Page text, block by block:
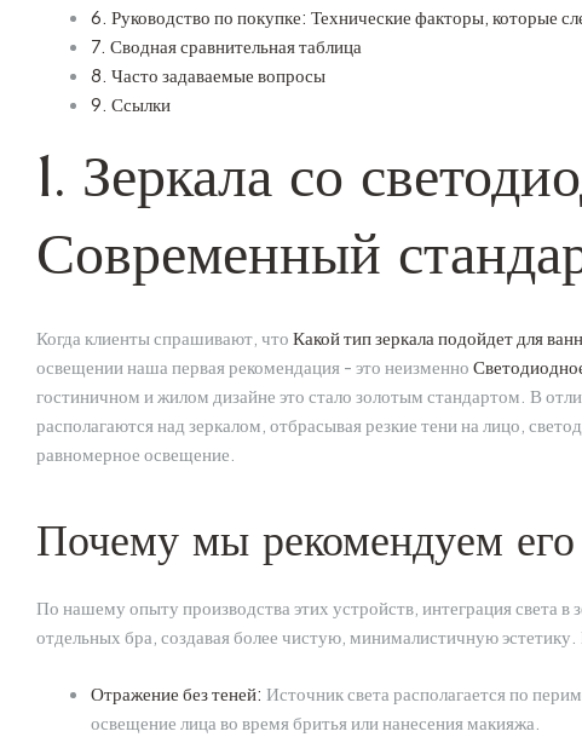
6. Руководство по покупке: Технические факторы, которые
7. Сводная сравнительная таблица
8. Часто задаваемые вопросы
9. Ссылки
1. Зеркала со
Современный
Когда клиенты спрашивают, что Какой тип зеркала подойдет для
освещении наша первая рекомендация - это неизменно
гостиничном и жилом дизайне это стало золотым стандартом. В
располагаются над зеркалом, отбрасывая резкие тени на лицо,
равномерное освещение.
Почему мы рекомендуем его
По нашему опыту производства этих устройств, интеграция света в
отдельных бра, создавая более чистую, минималистичную
Отражение без теней: Источник света располагается по
освещение лица во время бритья или нанесения макияжа.